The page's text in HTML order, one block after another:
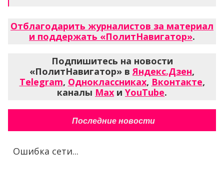
Отблагодарить журналистов за материал
и поддержать «ПолитНавигатор».
Подпишитесь на новости
«ПолитНавигатор» вЯндекс.Дзен,
Telegram, Одноклассниках, Вконтакте,
каналы Max и YouTube.
Последние новости
Ошибка сети...